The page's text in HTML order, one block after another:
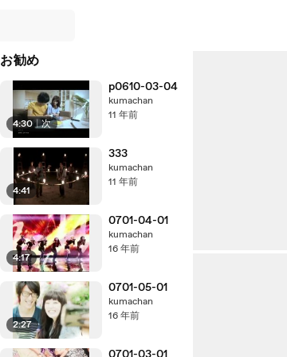
お勧め
4:30 | 次
p0610-03-04
kumachan
11 年前
4:41
333
kumachan
11 年前
4:17
0701-04-01
kumachan
16 年前
2:27
0701-05-01
kumachan
16 年前